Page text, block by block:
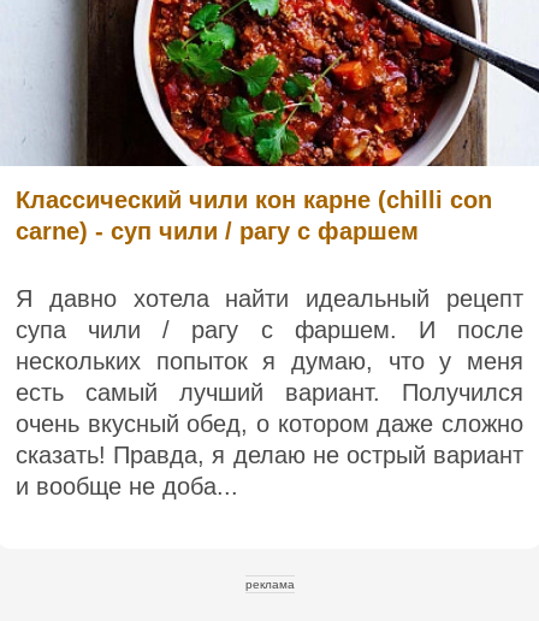
Классический чили кон карне (chilli con
carne) - суп чили / рагу с фаршем
Я давно хотела найти идеальный рецепт
супа чили / рагу с фаршем. И после
нескольких попыток я думаю, что у меня
есть самый лучший вариант. Получился
очень вкусный обед, о котором даже сложно
сказать! Правда, я делаю не острый вариант
и вообще не доба...
реклама